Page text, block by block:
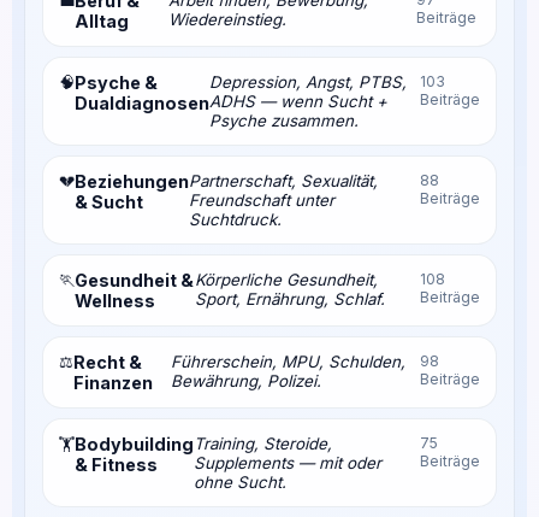
Alltag
Wiedereinstieg.
Beiträge
🧠Psyche &
Dualdiagnosen
Depression, Angst, PTBS,
ADHS — wenn Sucht +
Psyche zusammen.
103
Beiträge
💔Beziehungen
& Sucht
Partnerschaft, Sexualität,
Freundschaft unter
Suchtdruck.
88
Beiträge
🏃Gesundheit &
Wellness
Körperliche Gesundheit,
Sport, Ernährung, Schlaf.
108
Beiträge
⚖️Recht &
Finanzen
Führerschein, MPU, Schulden,
Bewährung, Polizei.
98
Beiträge
🏋️Bodybuilding
& Fitness
Training, Steroide,
Supplements — mit oder
ohne Sucht.
75
Beiträge